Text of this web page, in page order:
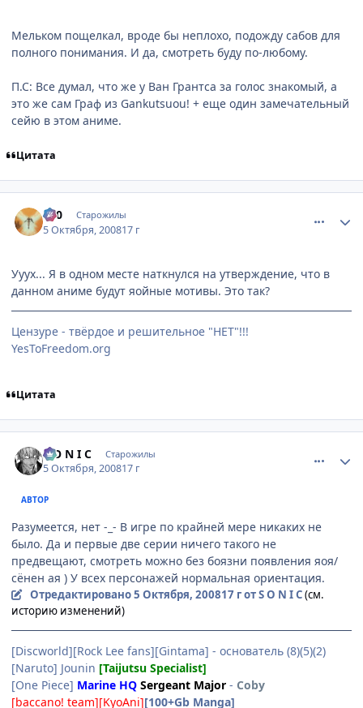
Мельком пощелкал, вроде бы неплохо, подожду сабов для
полного понимания. И да, смотреть буду по-любому.
П.С: Все думал, что же у Ван Грантса за голос знакомый, а
это же сам Граф из Gankutsuou! + еще один замечательный
сейю в этом аниме.
Цитата
000 Старожилы
5 Октября, 200817 г
Ууух... Я в одном месте наткнулся на утверждение, что в
данном аниме будут яойные мотивы. Это так?
Цензуре - твёрдое и решительное "НЕТ"!!!
YesToFreedom.org
Цитата
S O N I C Старожилы
5 Октября, 200817 г
АВТОР
Разумеется, нет -_- В игре по крайней мере никаких не
было. Да и первые две серии ничего такого не
предвещают, смотреть можно без боязни появления яоя/
сёнен ая ) У всех персонажей нормальная ориентация.
Отредактировано5 Октября, 200817 гот S O N I C(см.
историю изменений)
[Discworld][Rock Lee fans][Gintama] - основатель (8)(5)(2)
[Naruto] Jounin [Taijutsu Specialist]
[One Piece] Marine HQ Sergeant Major - Coby
[baccano! team][KyoAni][100+Gb Manga]